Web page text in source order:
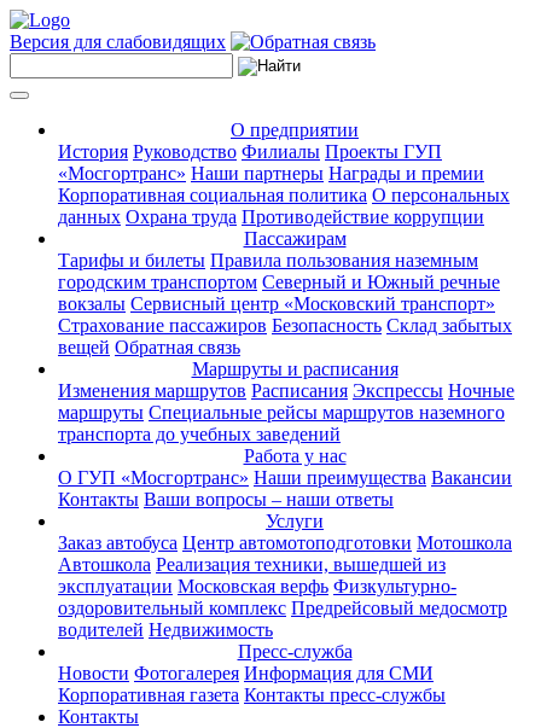
Версия для слабовидящих
О предприятии
История Руководство Филиалы Проекты ГУП
«Мосгортранс» Наши партнеры Награды и премии
Корпоративная социальная политика О персональных
данных Охрана труда Противодействие коррупции
Пассажирам
Тарифы и билеты Правила пользования наземным
городским транспортом Северный и Южный речные
вокзалы Сервисный центр «Московский транспорт»
Страхование пассажиров Безопасность Склад забытых
вещей Обратная связь
Маршруты и расписания
Изменения маршрутов Расписания Экспрессы Ночные
маршруты Специальные рейсы маршрутов наземного
транспорта до учебных заведений
Работа у нас
О ГУП «Мосгортранс» Наши преимущества Вакансии
Контакты Ваши вопросы – наши ответы
Услуги
Заказ автобуса Центр автомотоподготовки Мотошкола
Автошкола Реализация техники, вышедшей из
эксплуатации Московская верфь Физкультурно-
оздоровительный комплекс Предрейсовый медосмотр
водителей Недвижимость
Пресс-служба
Новости Фотогалерея Информация для СМИ
Корпоративная газета Контакты пресс-службы
Контакты